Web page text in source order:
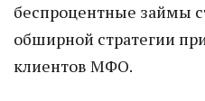
беспроцентные займы
обширной стратегии
клиентов МФО.